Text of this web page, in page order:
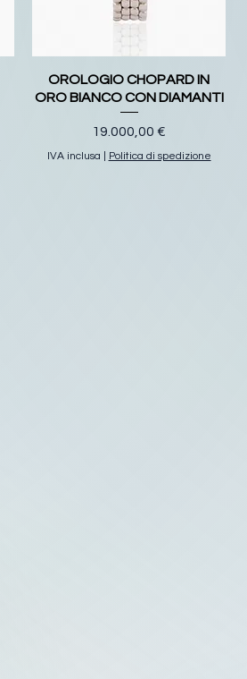
OROLOGIO CHOPARD IN
ORO BIANCO CON DIAMANTI
Prezzo
19.000,00 €
IVA inclusa Politica di spedizione